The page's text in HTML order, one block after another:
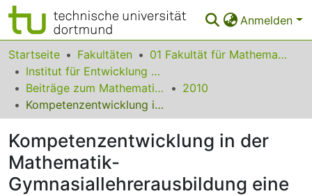
Anmelden
Bereiche & Sammlungen
Das gesamte Repositorium
Statistiken
FAQ
Leitlinien
Zurück zur Startseite
Startseite Fakultäten
01 Fakultät für Mathematik
Institut für Entwicklung und Erforschung des Mathematikunterrichts
Beiträge zum Mathematikunterricht
2010
Kompetenzentwicklung in der Mathematik-Gymnasiallehrerausbildung eine empirische Studie an fünf deutschen Universitäten
Kompetenzentwicklung in der
Mathematik-
Gymnasiallehrerausbildung eine